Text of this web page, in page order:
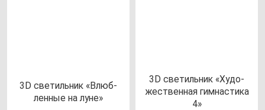
3D све­тиль­ник «Влюб­
лен­ные на лу­не»
3D све­тиль­ник «Худо­
жес­твен­ная гим­нас­ти­ка
4»